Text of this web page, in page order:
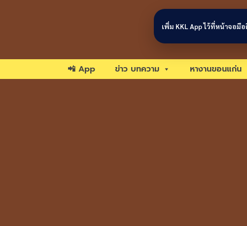
📲 App ข่าว บทความ หางานขอนแก่น
เพิ่ม KKL App ไว้ที่หน้าจอมื